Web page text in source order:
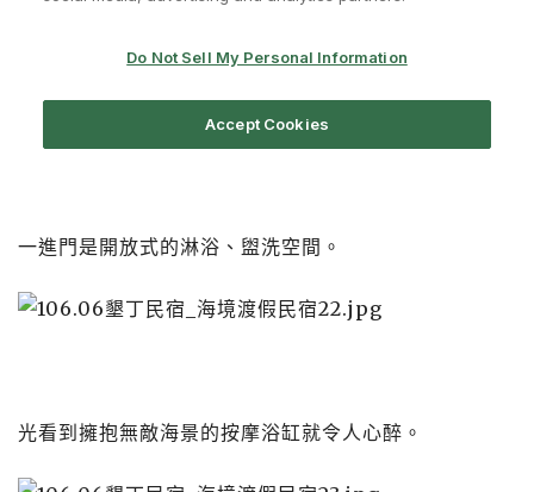
一進門是開放式的淋浴、盥洗空間。
光看到擁抱無敵海景的按摩浴缸就令人心醉。